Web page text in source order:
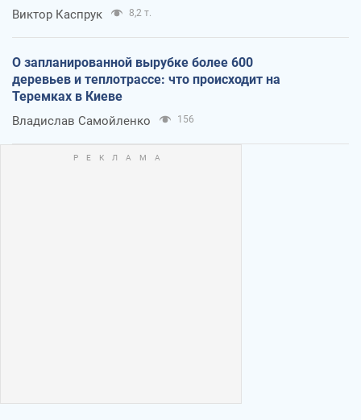
Виктор Каспрук 8,2 т.
О запланированной вырубке более 600
деревьев и теплотрассе: что происходит на
Теремках в Киеве
Владислав Самойленко 156